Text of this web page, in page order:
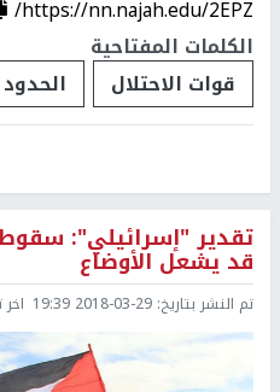
https://nn.najah.edu/2EPZ/
الكلمات المفتاحية
قوات الاحتلال
تقدير "إسرائيلي":
قد يشعل الأوضاع
تم النشر بتاريخ: 2018-03-29 19:39